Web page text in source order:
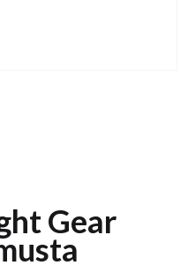
Gear